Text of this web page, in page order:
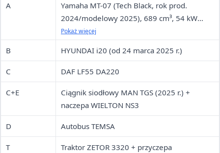
A
Yamaha MT-07 (Tech Black, rok prod.
2024/modelowy 2025), 689 cm³, 54 kW
(73,4 KM)
Pokaż więcej
B HYUNDAI i20 (od 24 marca 2025 r.)
C DAF LF55 DA220
C+E
Ciągnik siodłowy MAN TGS (2025 r.) +
naczepa WIELTON NS3
D Autobus TEMSA
T Traktor ZETOR 3320 + przyczepa